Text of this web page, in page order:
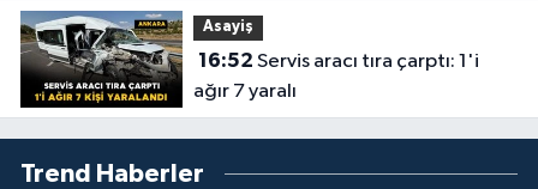
Asayiş
16:52
ağır 7 yaralı
Trend Haberler